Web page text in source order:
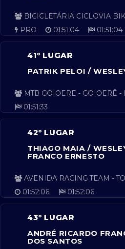
BICICLETÁRIA CICLOVIA
PRO
01:51:04 01:51:04
41º LUGAR
PATRIK PELOI /
MTB GOIOERE - GOIOERÊ -
01:51:33
42º LUGAR
THIAGO MAIA /
FRANCO ERNESTO
AVENIDA RACING TEAM -
01:52:06
01:52:06
43º LUGAR
ANDRÉ RICARDO
DOS SANTOS